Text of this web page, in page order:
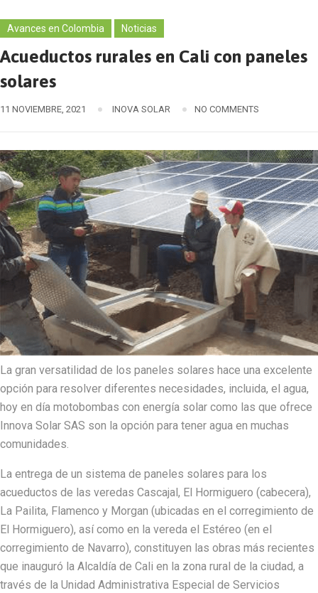
Avances en Colombia Noticias
Acueductos rurales en Cali con paneles
solares
11 NOVIEMBRE, 2021 INOVA SOLAR NO COMMENTS
La gran versatilidad de los paneles solares hace una excelente
opción para resolver diferentes necesidades, incluida, el agua,
hoy en día motobombas con energía solar como las que ofrece
Innova Solar SAS son la opción para tener agua en muchas
comunidades.
La entrega de un sistema de paneles solares para los
acueductos de las veredas Cascajal, El Hormiguero (cabecera),
La Pailita, Flamenco y Morgan (ubicadas en el corregimiento de
El Hormiguero), así como en la vereda el Estéreo (en el
corregimiento de Navarro), constituyen las obras más recientes
que inauguró la Alcaldía de Cali en la zona rural de la ciudad, a
través de la Unidad Administrativa Especial de Servicios